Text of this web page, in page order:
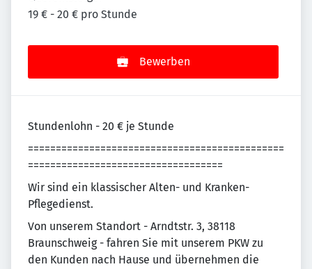
19 € - 20 € pro Stunde
Bewerben
Stundenlohn - 20 € je Stunde
==============================================
===================================
Wir sind ein klassischer Alten- und Kranken-
Pflegedienst.
Von unserem Standort - Arndtstr. 3, 38118
Braunschweig - fahren Sie mit unserem PKW zu
den Kunden nach Hause und übernehmen die